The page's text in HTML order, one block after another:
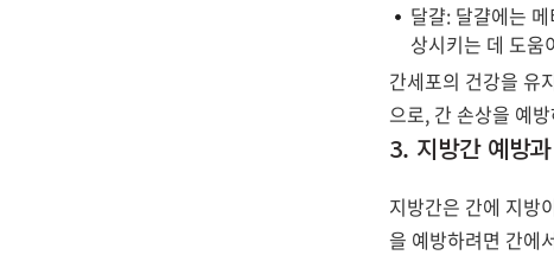
달걀: 달걀에는
상시키는 데 도움
간세포의 건강을 유
으로, 간 손상을 예
3. 지방간 예방
지방간은 간에 지방
을 예방하려면 간에